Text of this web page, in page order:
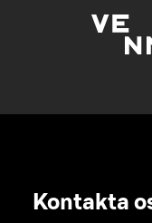
Kontakta